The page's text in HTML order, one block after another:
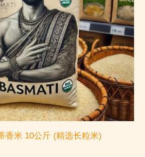
香米 10公斤 (精选长粒米)